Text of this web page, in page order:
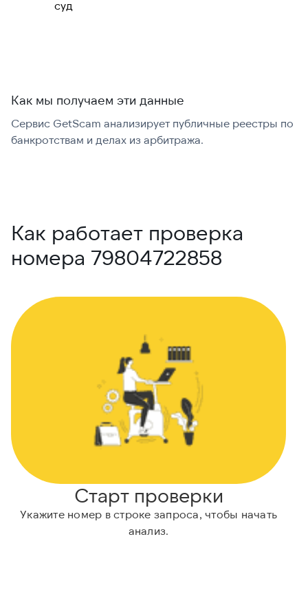
международно:
суд
Как мы получаем эти данные
Сервис GetScam анализирует публичные реестры по
банкротствам и делах из арбитража.
Как работает проверка
номера 79804722858
Старт проверки
Укажите номер в строке запроса, чтобы начать
анализ.